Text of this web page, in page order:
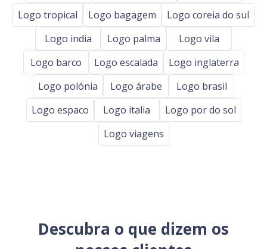
Logo tropical
Logo bagagem
Logo coreia do sul
Logo india
Logo palma
Logo vila
Logo barco
Logo escalada
Logo inglaterra
Logo polónia
Logo árabe
Logo brasil
Logo espaco
Logo italia
Logo por do sol
Logo viagens
Descubra o que dizem os